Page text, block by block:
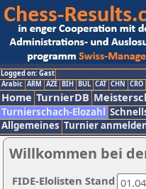
Logged on: Gast
Arabic ARM AZE BIH BUL CAT CHN CRO
Home TurnierDB
Turnierschach-Elozahl
Allgemeines Turnier
Willkommen bei
FIDE-Elolisten Stand